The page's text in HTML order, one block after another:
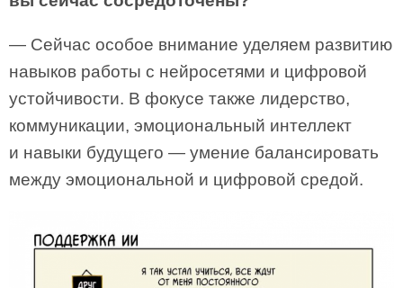
— Сейчас особое внимание уделяем развитию
навыков работы с нейросетями и цифровой
устойчивости. В фокусе также лидерство,
коммуникации, эмоциональный интеллект
и навыки будущего — умение балансировать
между эмоциональной и цифровой средой.